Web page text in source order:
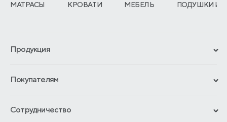
МАТРАСЫ КРОВАТИ МЕБЕЛЬ ПОДУШКИ И
Продукция
Гарантии
Покупателям
Обмен и возврат
Сотрудничество